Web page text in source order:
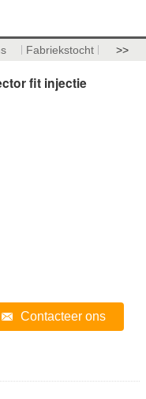
Fabriekstocht >>
fit injectie
Contacteer ons